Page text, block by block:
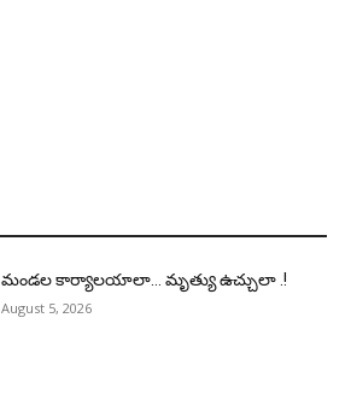
మండల కార్యాలయాలా… మృత్యు ఉచ్చులా .!
August 5, 2026